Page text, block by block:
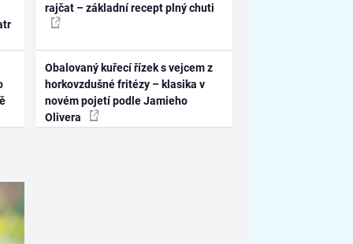
rajčat – základní recept plný chuti
Obalovaný kuřecí řízek s vejcem z
horkovzdušné fritézy – klasika v
novém pojetí podle Jamieho
Olivera